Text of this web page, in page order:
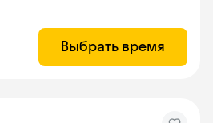
Выбрать время